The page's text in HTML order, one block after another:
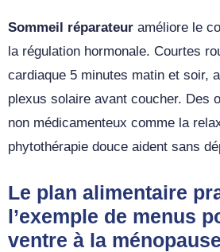
Sommeil réparateur améliore le
la régulation hormonale. Courtes
cardiaque 5 minutes matin et soir,
plexus solaire avant coucher. Des
non médicamenteux comme la
phytothérapie douce aident sans
Le plan alimentaire
l’exemple de menus
ventre à la ménopause